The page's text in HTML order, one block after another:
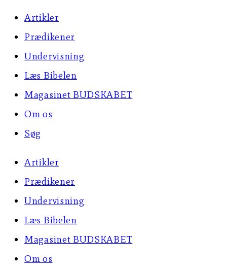
Artikler
Prædikener
Undervisning
Læs Bibelen
Magasinet BUDSKABET
Om os
Søg
Artikler
Prædikener
Undervisning
Læs Bibelen
Magasinet BUDSKABET
Om os